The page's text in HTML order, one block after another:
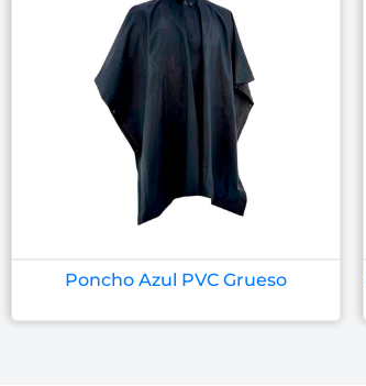
Poncho Azul PVC Grueso